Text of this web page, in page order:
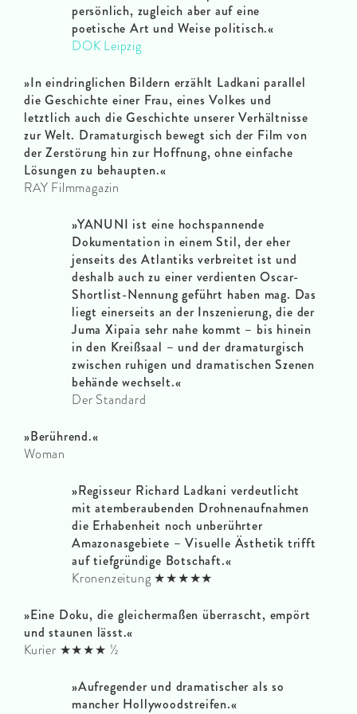
persönlich, zugleich aber auf eine
poetische Art und Weise politisch.«
DOK Leipzig
»In eindringlichen Bildern erzählt Ladkani parallel
die Geschichte einer Frau, eines Volkes und
letztlich auch die Geschichte unserer Verhältnisse
zur Welt. Dramaturgisch bewegt sich der Film von
der Zerstörung hin zur Hoffnung, ohne einfache
Lösungen zu behaupten.«
RAY Filmmagazin
»YANUNI ist eine hochspannende
Dokumentation in einem Stil, der eher
jenseits des Atlantiks verbreitet ist und
deshalb auch zu einer verdienten Oscar-
Shortlist-Nennung geführt haben mag. Das
liegt einerseits an der Inszenierung, die der
Juma Xipaia sehr nahe kommt – bis hinein
in den Kreißsaal – und der dramaturgisch
zwischen ruhigen und dramatischen Szenen
behände wechselt.«
Der Standard
»Berührend.«
Woman
»Regisseur Richard Ladkani verdeutlicht
mit atemberaubenden Drohnenaufnahmen
die Erhabenheit noch unberührter
Amazonasgebiete – Visuelle Ästhetik trifft
auf tiefgründige Botschaft.«
Kronenzeitung ★★★★★
»Eine Doku, die gleichermaßen überrascht, empört
und staunen lässt.«
Kurier ★★★★ ½
»Aufregender und dramatischer als so
mancher Hollywoodstreifen.«